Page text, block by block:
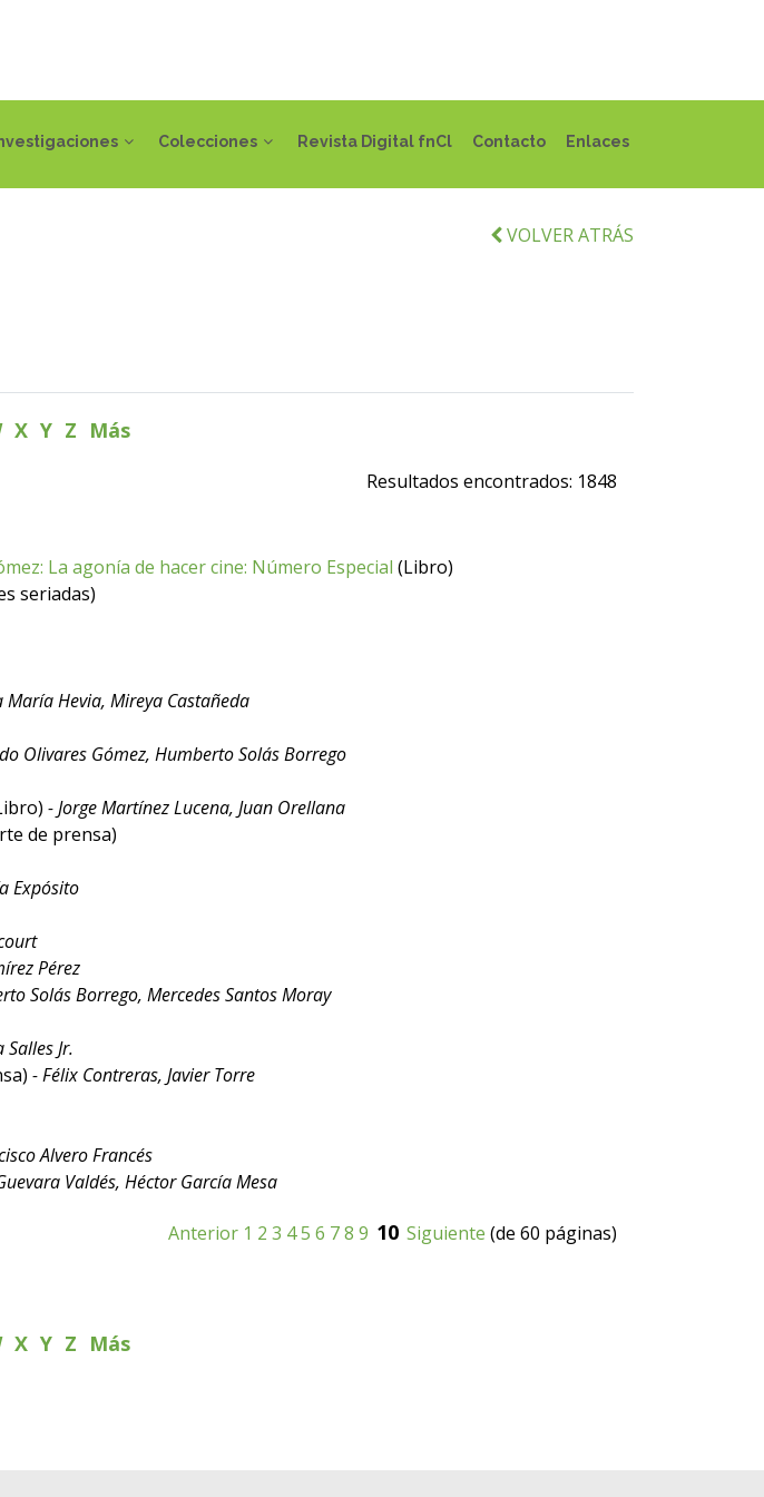
Colecciones Revista Digital fnCl Contacto Enlaces
VOLVER ATRÁS
X Y Z Más
Resultados encontrados: 1848
La agonía de hacer cine: Número Especial (Libro)
seriadas)
María Hevia, Mireya Castañeda
Olivares Gómez, Humberto Solás Borrego
- Jorge Martínez Lucena, Juan Orellana
de prensa)
Expósito
Pérez
Solás Borrego, Mercedes Santos Moray
Jr.
- Félix Contreras, Javier Torre
Alvero Francés
Valdés, Héctor García Mesa
Anterior 1 2 3 45 6 78 9 10 Siguiente (de 60 páginas)
X Y Z Más